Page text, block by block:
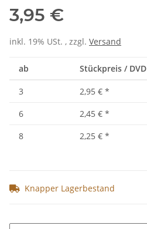
3,95 €
inkl. 19% USt. , zzgl. Versand
ab Stückpreis / DVD
3 2,95 € *
6
2,45 € *
8
2,25 € *
Knapper Lagerbestand